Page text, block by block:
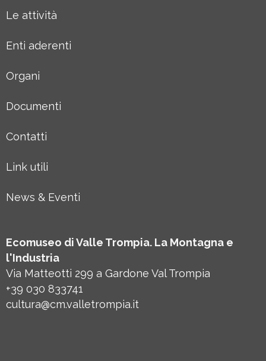
Le attività
Enti aderenti
Organi
Documenti
Contatti
Link utili
News & Eventi
Ecomuseo di Valle Trompia. La Montagna e
l'Industria
Via Matteotti 299 a Gardone Val Trompia
+39 030 833741
cultura@cm.valletrompia.it